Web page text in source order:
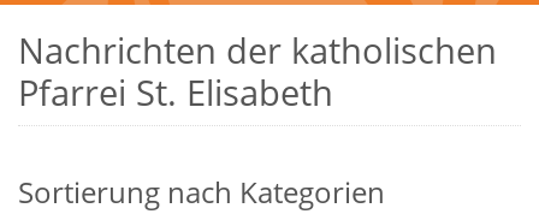
Nachrichten der katholischen
Pfarrei St. Elisabeth
Sortierung nach Kategorien